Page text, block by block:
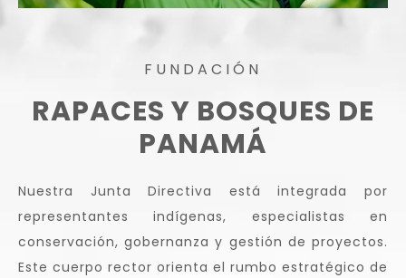
FUNDACIÓN
RAPACES Y BOSQUES DE
PANAMÁ
Nuestra Junta Directiva está integrada por
representantes indígenas, especialistas en
conservación, gobernanza y gestión de proyectos.
Este cuerpo rector orienta el rumbo estratégico de